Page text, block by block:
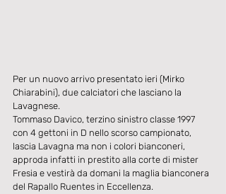
Per un nuovo arrivo presentato ieri (Mirko
Chiarabini), due calciatori che lasciano la
Lavagnese.
Tommaso Davico, terzino sinistro classe 1997
con 4 gettoni in D nello scorso campionato,
lascia Lavagna ma non i colori bianconeri,
approda infatti in prestito alla corte di mister
Fresia e vestirà da domani la maglia bianconera
del Rapallo Ruentes in Eccellenza.